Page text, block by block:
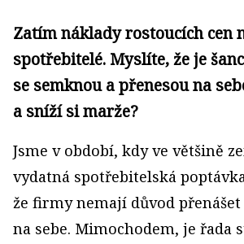
Zatím náklady rostoucích cen
spotřebitelé. Myslíte, že je
se semknou a přenesou na
a sníží si marže?
Jsme v období, kdy ve většině
vydatná spotřebitelská
že firmy nemají důvod
na sebe. Mimochodem, je řada